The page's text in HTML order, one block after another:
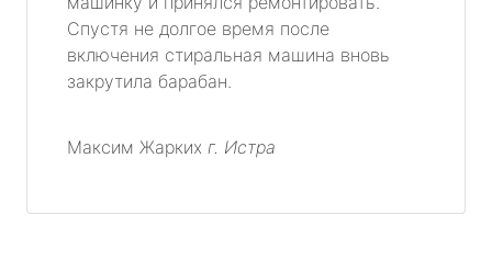
Спустя не долгое время после
включения стиральная машина вновь
закрутила барабан.
Максим Жарких г. Истра